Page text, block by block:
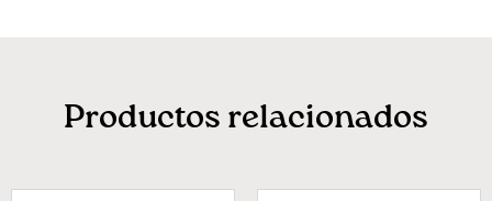
Productos relacionados